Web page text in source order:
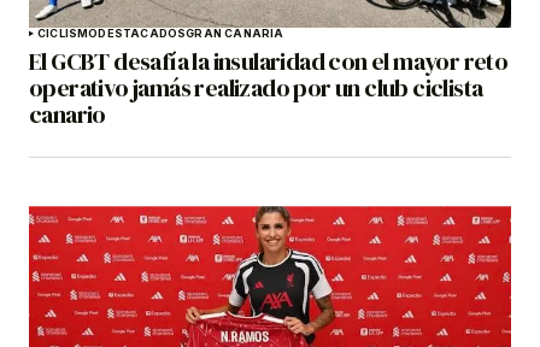
CICLISMODESTACADOSGRAN CANARIA
El GCBT desafía la insularidad con el mayor reto
operativo jamás realizado por un club ciclista
canario